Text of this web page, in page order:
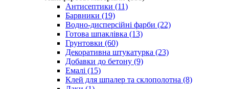
Антисептики (11)
Барвники (19)
Водно-дисперсійні фарби (22)
Готова шпаклівка (13)
Грунтовки (60)
Декоративна штукатурка (23)
Добавки до бетону (9)
Емалі (15)
Клей для шпалер та склополотна (8)